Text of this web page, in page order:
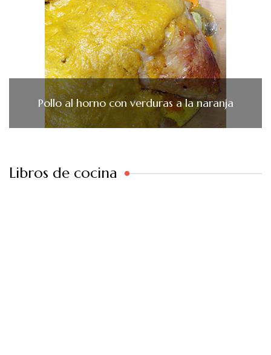
Pollo al horno con verduras a la naranja
Libros de cocina